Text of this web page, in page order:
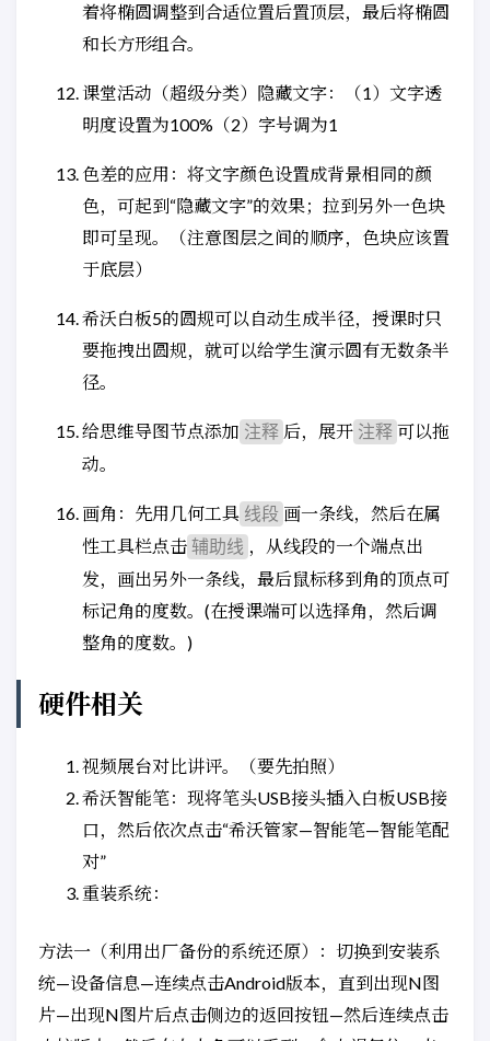
着将椭圆调整到合适位置后置顶层，最后将椭圆
和长方形组合。
课堂活动（超级分类）隐藏文字：（1）文字透
明度设置为100%（2）字号调为1
色差的应用：将文字颜色设置成背景相同的颜
色，可起到“隐藏文字”的效果；拉到另外一色块
即可呈现。（注意图层之间的顺序，色块应该置
于底层）
希沃白板5的圆规可以自动生成半径，授课时只
要拖拽出圆规，就可以给学生演示圆有无数条半
径。
给思维导图节点添加 注释 后，展开 注释 可以拖
动。
画角：先用几何工具 线段 画一条线，然后在属
性工具栏点击 辅助线 ，从线段的一个端点出
发，画出另外一条线，最后鼠标移到角的顶点可
标记角的度数。(在授课端可以选择角，然后调
整角的度数。)
硬件相关
视频展台对比讲评。（要先拍照）
希沃智能笔：现将笔头USB接头插入白板USB接
口，然后依次点击“希沃管家—智能笔—智能笔配
对”
重装系统：
方法一（利用出厂备份的系统还原）：切换到安装系
统—设备信息—连续点击Android版本，直到出现N图
片—出现N图片后点击侧边的返回按钮—然后连续点击